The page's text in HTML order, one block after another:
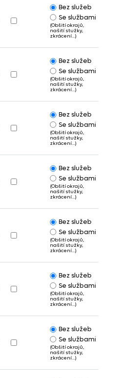
Bez služeb
Se službami
(Obšití okrajů,
našití stužky,
zkrácení…)
Bez služeb
Se službami
(Obšití okrajů,
našití stužky,
zkrácení…)
Bez služeb
Se službami
(Obšití okrajů,
našití stužky,
zkrácení…)
Bez služeb
Se službami
(Obšití okrajů,
našití stužky,
zkrácení…)
Bez služeb
Se službami
(Obšití okrajů,
našití stužky,
zkrácení…)
Bez služeb
Se službami
(Obšití okrajů,
našití stužky,
zkrácení…)
Bez služeb
Se službami
(Obšití okrajů,
našití stužky,
zkrácení…)